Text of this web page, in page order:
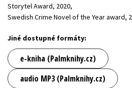
Storytel Award, 2020,
Swedish Crime Novel of the Year award,
Jiné dostupné formáty:
e-kniha (Palmknihy.cz)
audio MP3 (Palmknihy.cz)